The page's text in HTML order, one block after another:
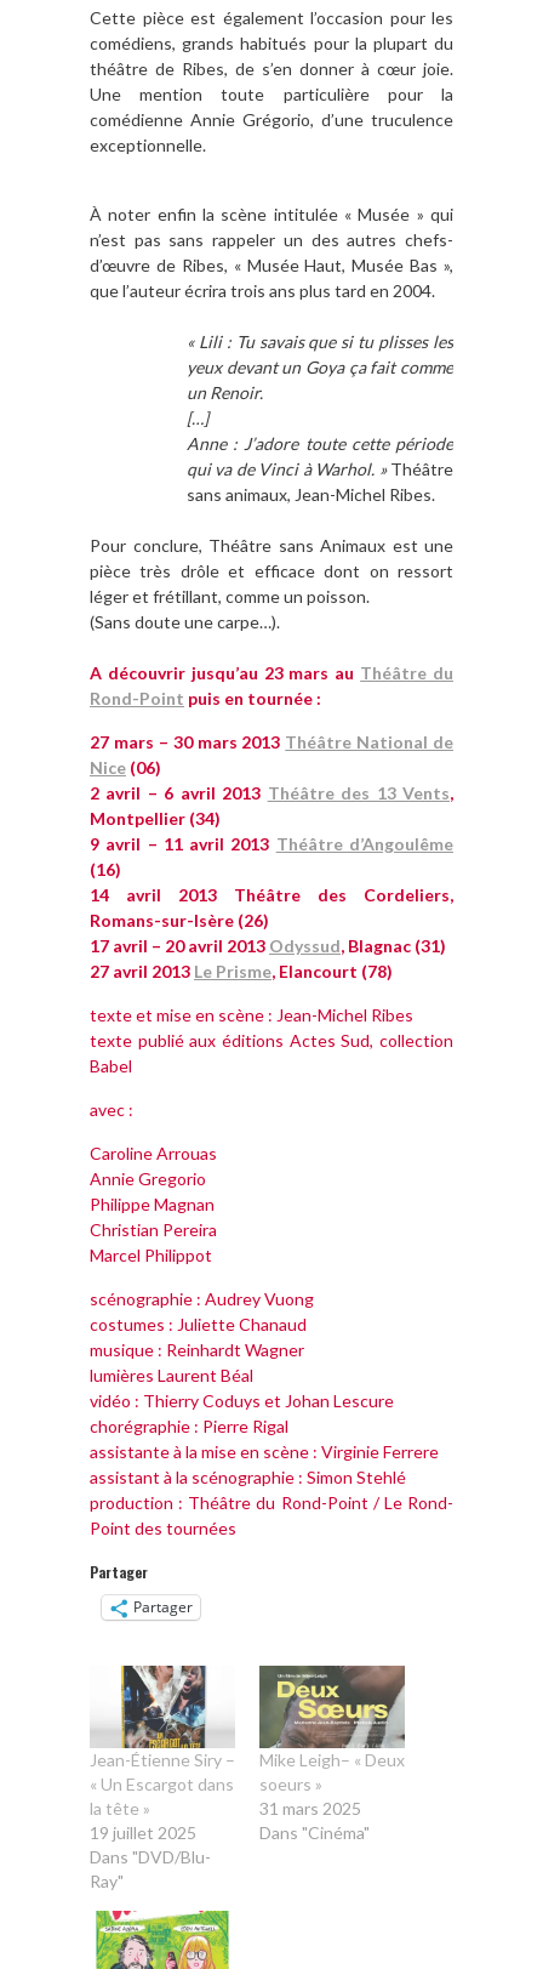
Cette pièce est également l’occasion pour les
comédiens, grands habitués pour la plupart du
théâtre de Ribes, de s’en donner à cœur joie.
Une mention toute particulière pour la
comédienne Annie Grégorio, d’une truculence
exceptionnelle.
À noter enfin la scène intitulée « Musée » qui
n’est pas sans rappeler un des autres chefs-
d’œuvre de Ribes, « Musée Haut, Musée Bas »,
que l’auteur écrira trois ans plus tard en 2004.
« Lili : Tu savais que si tu plisses les
yeux devant un Goya ça fait comme
un Renoir.
[…]
Anne : J’adore toute cette période
qui va de Vinci à Warhol. »Théâtre
sans animaux, Jean-Michel Ribes.
Pour conclure, Théâtre sans Animaux est une
pièce très drôle et efficace dont on ressort
léger et frétillant, comme un poisson.
(Sans doute une carpe…).
A découvrir jusqu’au 23 mars au Théâtre du
Rond-Point puis en tournée :
27 mars – 30 mars 2013 Théâtre National de
Nice (06)
2 avril – 6 avril 2013 Théâtre des 13 Vents,
Montpellier (34)
9 avril – 11 avril 2013 Théâtre d’Angoulême
(16)
14 avril 2013 Théâtre des Cordeliers,
Romans-sur-Isère (26)
17 avril – 20 avril 2013 Odyssud, Blagnac (31)
27 avril 2013 Le Prisme, Elancourt (78)
texte et mise en scène : Jean-Michel Ribes
texte publié aux éditions Actes Sud, collection
Babel
avec :
Caroline Arrouas
Annie Gregorio
Philippe Magnan
Christian Pereira
Marcel Philippot
scénographie : Audrey Vuong
costumes : Juliette Chanaud
musique : Reinhardt Wagner
lumières Laurent Béal
vidéo : Thierry Coduys et Johan Lescure
chorégraphie : Pierre Rigal
assistante à la mise en scène : Virginie Ferrere
assistant à la scénographie : Simon Stehlé
production : Théâtre du Rond-Point / Le Rond-
Point des tournées
Partager
Partager
Jean-Étienne Siry –
« Un Escargot dans
la tête »
19 juillet 2025
Dans "DVD/Blu-
Ray"
Mike Leigh– « Deux
soeurs »
31 mars 2025
Dans "Cinéma"